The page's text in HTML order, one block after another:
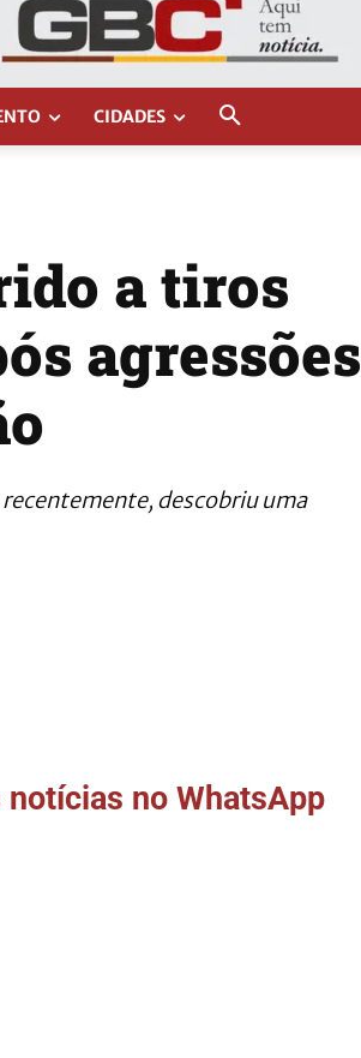
CIDADES
a tiros
agressões
recentemente, descobriu uma
notícias no WhatsApp